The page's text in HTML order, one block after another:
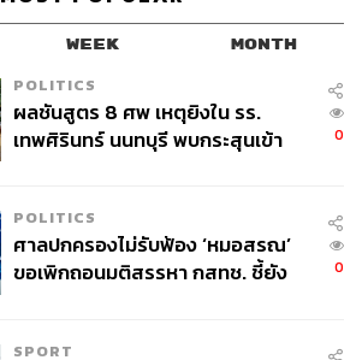
WEEK MONTH
POLITICS
ผลชันสูตร 8 ศพ เหตุยิงใน รร.
เทพศิรินทร์ นนทบุรี พบกระสุนเข้า
0
POLITICS
ศาลปกครองไม่รับฟ้อง ‘หมอสรณ’
ขอเพิกถอนมติสรรหา กสทช. ชี้ยัง
0
SPORT